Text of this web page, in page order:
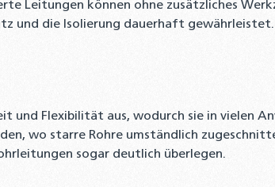
Leitungen können ohne zusätzliches
und die Isolierung dauerhaft gewährleistet.
und Flexibilität aus, wodurch sie in vielen
wo starre Rohre umständlich
sogar deutlich überlegen.